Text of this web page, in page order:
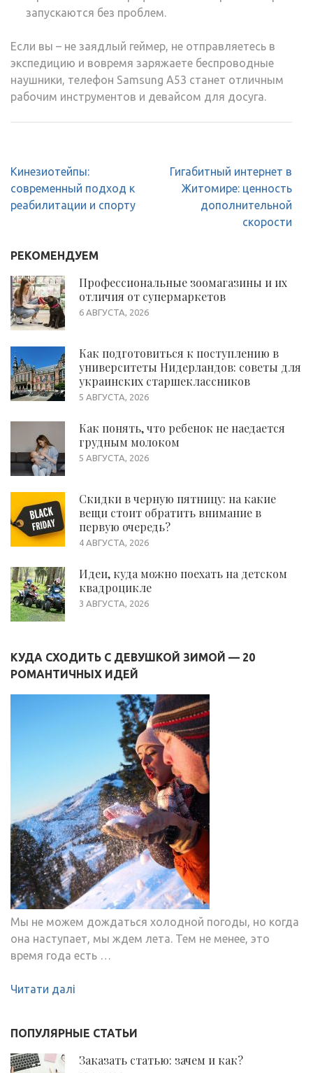
запускаются без проблем.
Если вы – не заядлый геймер, не отправляетесь в
экспедицию и вовремя заряжаете беспроводные
наушники, телефон Samsung A53 станет отличным
рабочим инструментов и девайсом для досуга.
Навигация
по
записям
Кинезиотейпы:
современный подход к
реабилитации и спорту
Гигабитный интернет в
Житомире: ценность
дополнительной
скорости
РЕКОМЕНДУЕМ
Профессиональные зоомагазины и их
отличия от супермаркетов
6 АВГУСТА, 2026
Как подготовиться к поступлению в
университеты Нидерландов: советы для
украинских старшеклассников
5 АВГУСТА, 2026
Как понять, что ребенок не наедается
грудным молоком
5 АВГУСТА, 2026
Скидки в черную пятницу: на какие
вещи стоит обратить внимание в
первую очередь?
4 АВГУСТА, 2026
Идеи, куда можно поехать на детском
квадроцикле
3 АВГУСТА, 2026
КУДА СХОДИТЬ С ДЕВУШКОЙ ЗИМОЙ — 20
РОМАНТИЧНЫХ ИДЕЙ
Мы не можем дождаться холодной погоды, но когда
она наступает, мы ждем лета. Тем не менее, это
время года есть …
Читати далі
ПОПУЛЯРНЫЕ СТАТЬИ
Заказать статью: зачем и как?